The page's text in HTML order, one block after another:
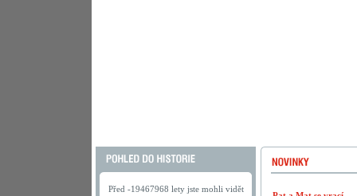
Před -19467968 lety jste mohli vidět